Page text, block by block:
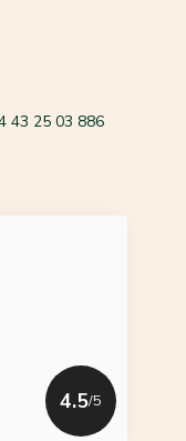
43 25 03 886
4.5/5